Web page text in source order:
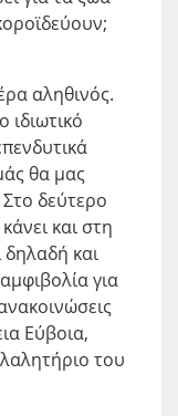
αληθινός.
θα μας
δεύτερο
και στη
δηλαδή και
για
Εύβοια,
του